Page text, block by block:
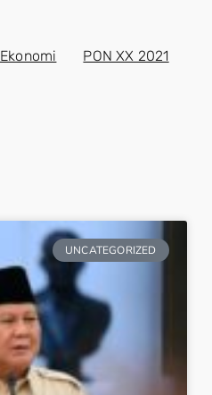
Ekonomi PON XX 2021
UNCATEGORIZED